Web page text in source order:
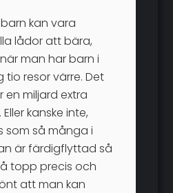
kan vara
lådor att bära,
man har barn i
tio resor värre. Det
en miljard extra
kanske inte,
som så många i
är färdigflyttad så
topp precis och
att man kan